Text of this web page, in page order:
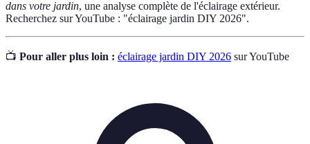
dans votre jardin, une analyse complète de l'éclairage extérieur.
Recherchez sur YouTube : "éclairage jardin DIY 2026".
📺 Pour aller plus loin : éclairage jardin DIY 2026 sur YouTube